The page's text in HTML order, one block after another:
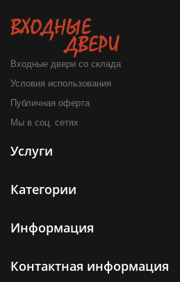
Входные двери со склада
Условия использования
Публичная оферта
Мы в соц. сетях
Услуги
Категории
Информация
Контактная информация